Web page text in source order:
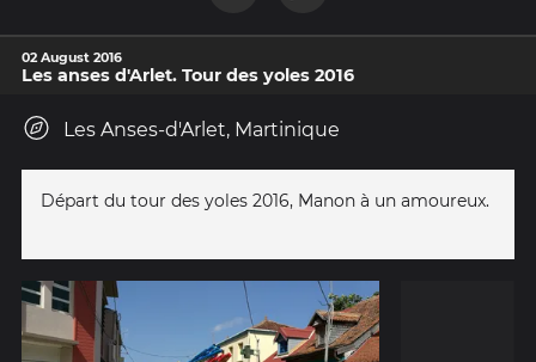
02 August 2016
Les anses d'Arlet. Tour des yoles 2016
Les Anses-d'Arlet, Martinique
Départ du tour des yoles 2016, Manon à un amoureux.